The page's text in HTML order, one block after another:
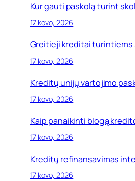
Kur gauti paskolą turint
17 kovo, 2026
Greitieji kreditai turintiems
17 kovo, 2026
Kreditų unijų vartojimo
17 kovo, 2026
Kaip panaikinti blogą
17 kovo, 2026
Kreditų refinansavimas
17 kovo, 2026